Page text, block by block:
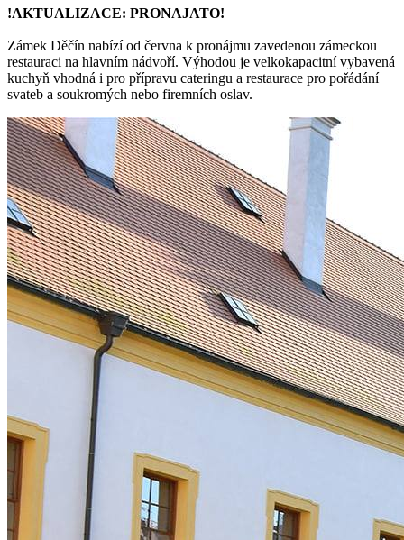
!AKTUALIZACE: PRONAJATO!
Zámek Děčín nabízí od června k pronájmu zavedenou zámeckou
restauraci na hlavním nádvoří. Výhodou je velkokapacitní vybavená
kuchyň vhodná i pro přípravu cateringu a restaurace pro pořádání
svateb a soukromých nebo firemních oslav.